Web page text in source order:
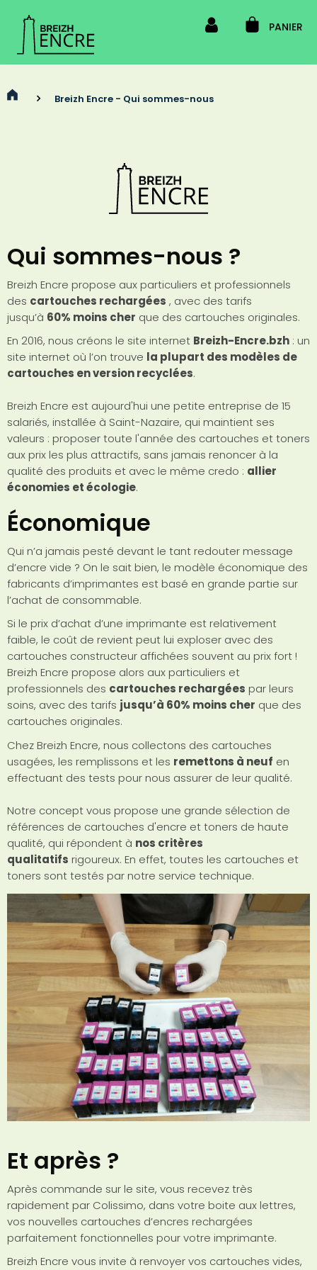
PANIER
Breizh Encre - Qui sommes-nous
Qui sommes-nous ?
Breizh Encre propose aux particuliers et professionnels
des cartouches rechargées , avec des tarifs
jusqu’à 60% moins cher que des cartouches originales.
En 2016, nous créons le site internet Breizh-Encre.bzh : un
site internet où l’on trouve la plupart des modèles de
cartouches en version recyclées.
Breizh Encre est aujourd'hui une petite entreprise de 15
salariés, installée à Saint-Nazaire, qui maintient ses
valeurs : proposer toute l'année des cartouches et toners
aux prix les plus attractifs, sans jamais renoncer à la
qualité des produits et avec le même credo : allier
économies et écologie.
Économique
Qui n’a jamais pesté devant le tant redouter message
d’encre vide ? On le sait bien, le modèle économique des
fabricants d’imprimantes est basé en grande partie sur
l’achat de consommable.
Si le prix d’achat d’une imprimante est relativement
faible, le coût de revient peut lui exploser avec des
cartouches constructeur affichées souvent au prix fort !
Breizh Encre propose alors aux particuliers et
professionnels des cartouches rechargées par leurs
soins, avec des tarifs jusqu’à 60% moins cher que des
cartouches originales.
Chez Breizh Encre, nous collectons des cartouches
usagées, les remplissons et les remettons à neuf en
effectuant des tests pour nous assurer de leur qualité.
Notre concept vous propose une grande sélection de
références de cartouches d'encre et toners de haute
qualité, qui répondent à nos critères
qualitatifs rigoureux. En effet, toutes les cartouches et
toners sont testés par notre service technique.
Et après ?
Après commande sur le site, vous recevez très
rapidement par Colissimo, dans votre boite aux lettres,
vos nouvelles cartouches d’encres rechargées
parfaitement fonctionnelles pour votre imprimante.
Breizh Encre vous invite à renvoyer vos cartouches vides,